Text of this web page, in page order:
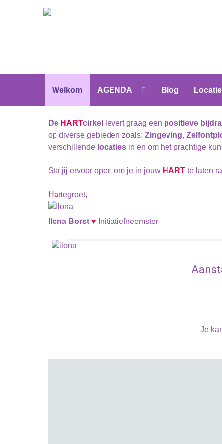
Welkom AGENDA Blog
De HARTcirkel levert graag een positieve
op diverse gebieden zoals: Zingeving,
verschillende locaties in en om het prachtige
Sta jij ervoor open om je in jouw HART te laten
Hartegroet,
Ilona Borst ♥ Initiatiefneemster
Je